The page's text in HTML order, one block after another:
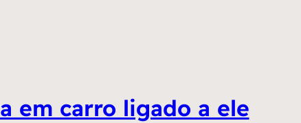
em carro ligado a ele